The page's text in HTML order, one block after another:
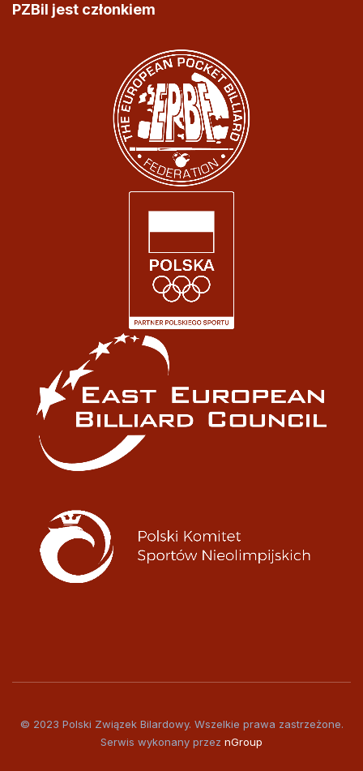
PZBil jest członkiem
© 2023 Polski Związek Bilardowy. Wszelkie prawa zastrzeżone.
Serwis wykonany przez nGroup